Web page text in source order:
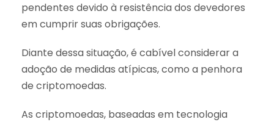
pendentes devido à resistência dos devedores
em cumprir suas obrigações.
Diante dessa situação, é cabível considerar a
adoção de medidas atípicas, como a penhora
de criptomoedas.
As criptomoedas, baseadas em tecnologia